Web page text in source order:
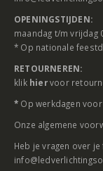
OPENINGSTIJDEN:
maandag t/m vrijdag
* Op nationale
RETOURNEREN:
klik hiervoor
* Op werkdagen
Onze algemene
Heb je vragen over